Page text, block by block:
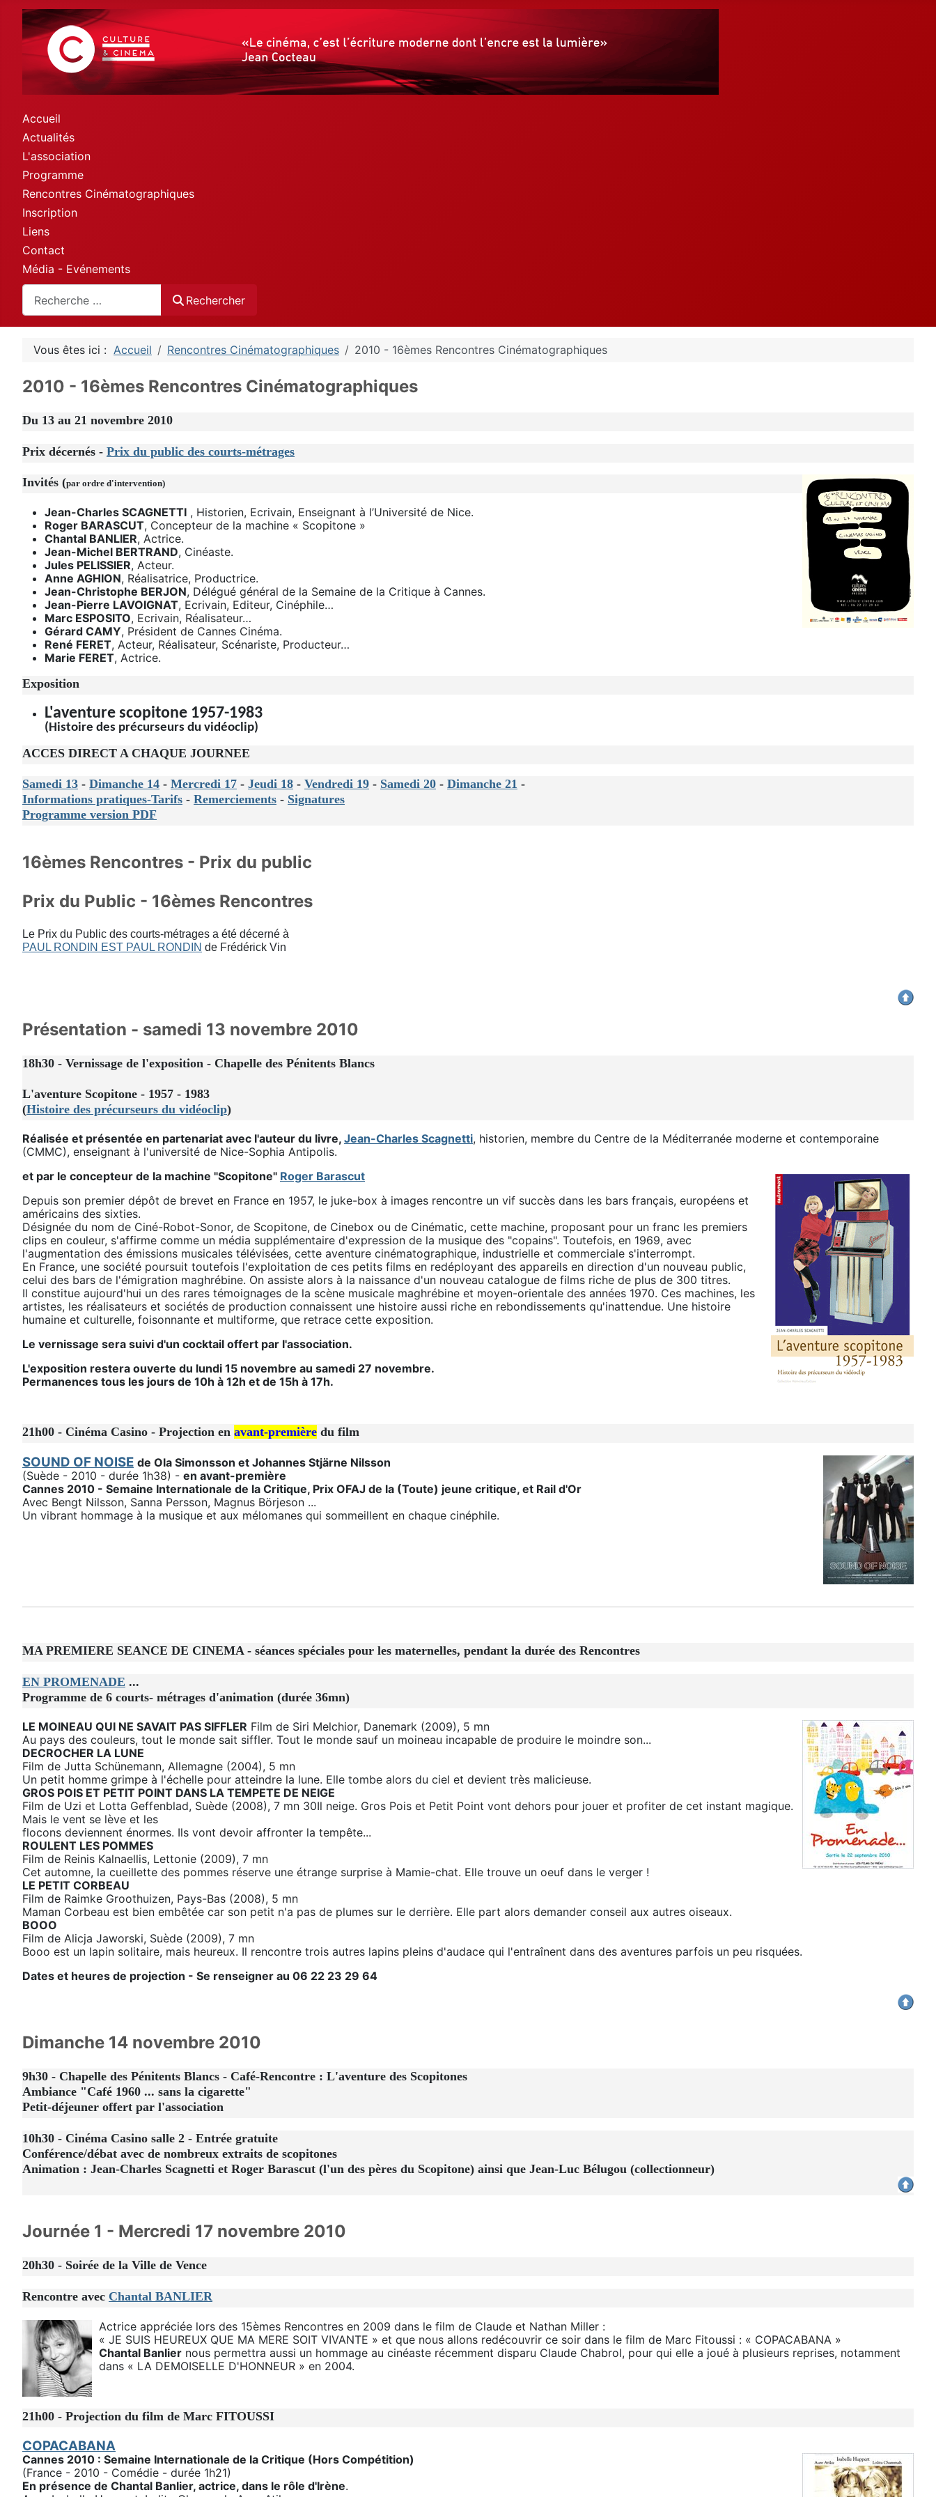
Accueil
Actualités
L'association
Programme
Rencontres Cinématographiques
Inscription
Liens
Contact
Média - Evénements
Rechercher
Vous êtes ici : Accueil Rencontres Cinématographiques 2010 - 16èmes Rencontres Cinématographiques
2010 - 16èmes Rencontres Cinématographiques
Du 13 au 21 novembre 2010
Prix décernés - Prix du public des courts-métrages
Invités (par ordre d'intervention)
Jean-Charles SCAGNETTI , Historien, Ecrivain, Enseignant à l’Université de Nice.
Roger BARASCUT, Concepteur de la machine « Scopitone »
Chantal BANLIER, Actrice.
Jean-Michel BERTRAND, Cinéaste.
Jules PELISSIER, Acteur.
Anne AGHION, Réalisatrice, Productrice.
Jean-Christophe BERJON, Délégué général de la Semaine de la Critique à Cannes.
Jean-Pierre LAVOIGNAT, Ecrivain, Editeur, Cinéphile…
Marc ESPOSITO, Ecrivain, Réalisateur…
Gérard CAMY, Président de Cannes Cinéma.
René FERET, Acteur, Réalisateur, Scénariste, Producteur…
Marie FERET, Actrice.
Exposition
L'aventure scopitone 1957-1983
(Histoire des précurseurs du vidéoclip)
ACCES DIRECT A CHAQUE JOURNEE
Samedi 13 - Dimanche 14 - Mercredi 17 - Jeudi 18 - Vendredi 19 - Samedi 20 - Dimanche 21 -
Informations pratiques-Tarifs - Remerciements - Signatures
Programme version PDF
16èmes Rencontres - Prix du public
Prix du Public - 16èmes Rencontres
Le Prix du Public des courts-métrages a été décerné à
PAUL RONDIN EST PAUL RONDIN de Frédérick Vin
Présentation - samedi 13 novembre 2010
18h30 - Vernissage de l'exposition - Chapelle des Pénitents Blancs
L'aventure Scopitone - 1957 - 1983
(Histoire des précurseurs du vidéoclip)
Réalisée et présentée en partenariat avec l'auteur du livre, Jean-Charles Scagnetti, historien, membre du Centre de la Méditerranée moderne et contemporaine
(CMMC), enseignant à l'université de Nice-Sophia Antipolis.
et par le concepteur de la machine "Scopitone" Roger Barascut
Depuis son premier dépôt de brevet en France en 1957, le juke-box à images rencontre un vif succès dans les bars français, européens et
américains des sixties.
Désignée du nom de Ciné-Robot-Sonor, de Scopitone, de Cinebox ou de Cinématic, cette machine, proposant pour un franc les premiers
clips en couleur, s'affirme comme un média supplémentaire d'expression de la musique des "copains". Toutefois, en 1969, avec
l'augmentation des émissions musicales télévisées, cette aventure cinématographique, industrielle et commerciale s'interrompt.
En France, une société poursuit toutefois l'exploitation de ces petits films en redéployant des appareils en direction d'un nouveau public,
celui des bars de l'émigration maghrébine. On assiste alors à la naissance d'un nouveau catalogue de films riche de plus de 300 titres.
Il constitue aujourd'hui un des rares témoignages de la scène musicale maghrébine et moyen-orientale des années 1970. Ces machines, les
artistes, les réalisateurs et sociétés de production connaissent une histoire aussi riche en rebondissements qu'inattendue. Une histoire
humaine et culturelle, foisonnante et multiforme, que retrace cette exposition.
Le vernissage sera suivi d'un cocktail offert par l'association.
L'exposition restera ouverte du lundi 15 novembre au samedi 27 novembre.
Permanences tous les jours de 10h à 12h et de 15h à 17h.
21h00 - Cinéma Casino - Projection en avant-première du film
SOUND OF NOISE de Ola Simonsson et Johannes Stjärne Nilsson
(Suède - 2010 - durée 1h38) - en avant-première
Cannes 2010 - Semaine Internationale de la Critique, Prix OFAJ de la (Toute) jeune critique, et Rail d'Or
Avec Bengt Nilsson, Sanna Persson, Magnus Börjeson ...
Un vibrant hommage à la musique et aux mélomanes qui sommeillent en chaque cinéphile.
MA PREMIERE SEANCE DE CINEMA - séances spéciales pour les maternelles, pendant la durée des Rencontres
EN PROMENADE ...
Programme de 6 courts- métrages d'animation (durée 36mn)
LE MOINEAU QUI NE SAVAIT PAS SIFFLER Film de Siri Melchior, Danemark (2009), 5 mn
Au pays des couleurs, tout le monde sait siffler. Tout le monde sauf un moineau incapable de produire le moindre son...
DECROCHER LA LUNE
Film de Jutta Schünemann, Allemagne (2004), 5 mn
Un petit homme grimpe à l'échelle pour atteindre la lune. Elle tombe alors du ciel et devient très malicieuse.
GROS POIS ET PETIT POINT DANS LA TEMPETE DE NEIGE
Film de Uzi et Lotta Geffenblad, Suède (2008), 7 mn 30Il neige. Gros Pois et Petit Point vont dehors pour jouer et profiter de cet instant magique.
Mais le vent se lève et les
flocons deviennent énormes. Ils vont devoir affronter la tempête...
ROULENT LES POMMES
Film de Reinis Kalnaellis, Lettonie (2009), 7 mn
Cet automne, la cueillette des pommes réserve une étrange surprise à Mamie-chat. Elle trouve un oeuf dans le verger !
LE PETIT CORBEAU
Film de Raimke Groothuizen, Pays-Bas (2008), 5 mn
Maman Corbeau est bien embêtée car son petit n'a pas de plumes sur le derrière. Elle part alors demander conseil aux autres oiseaux.
BOOO
Film de Alicja Jaworski, Suède (2009), 7 mn
Booo est un lapin solitaire, mais heureux. Il rencontre trois autres lapins pleins d'audace qui l'entraînent dans des aventures parfois un peu risquées.
Dates et heures de projection - Se renseigner au 06 22 23 29 64
Dimanche 14 novembre 2010
9h30 - Chapelle des Pénitents Blancs - Café-Rencontre : L'aventure des Scopitones
Ambiance "Café 1960 ... sans la cigarette"
Petit-déjeuner offert par l'association
10h30 - Cinéma Casino salle 2 - Entrée gratuite
Conférence/débat avec de nombreux extraits de scopitones
Animation : Jean-Charles Scagnetti et Roger Barascut (l'un des pères du Scopitone) ainsi que Jean-Luc Bélugou (collectionneur)
Journée 1 - Mercredi 17 novembre 2010
20h30 - Soirée de la Ville de Vence
Rencontre avec Chantal BANLIER
Actrice appréciée lors des 15èmes Rencontres en 2009 dans le film de Claude et Nathan Miller :
« JE SUIS HEUREUX QUE MA MERE SOIT VIVANTE » et que nous allons redécouvrir ce soir dans le film de Marc Fitoussi : « COPACABANA »
Chantal Banlier nous permettra aussi un hommage au cinéaste récemment disparu Claude Chabrol, pour qui elle a joué à plusieurs reprises, notamment
dans « LA DEMOISELLE D'HONNEUR » en 2004.
21h00 - Projection du film de Marc FITOUSSI
COPACABANA
Cannes 2010 : Semaine Internationale de la Critique (Hors Compétition)
(France - 2010 - Comédie - durée 1h21)
En présence de Chantal Banlier, actrice, dans le rôle d'Irène.